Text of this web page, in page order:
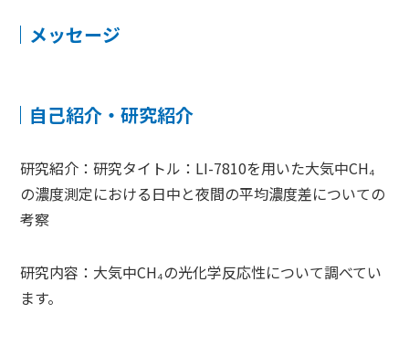
メッセージ
自己紹介・研究紹介
研究紹介：研究タイトル：LI-7810を用いた大気中CH₄
の濃度測定における日中と夜間の平均濃度差についての
考察
研究内容：大気中CH₄の光化学反応性について調べてい
ます。